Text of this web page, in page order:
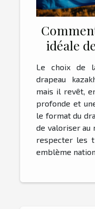
idéale
Le choix de
drapeau
mais il revêt,
profonde et
le format du
de valoriser au
respecter les
emblème